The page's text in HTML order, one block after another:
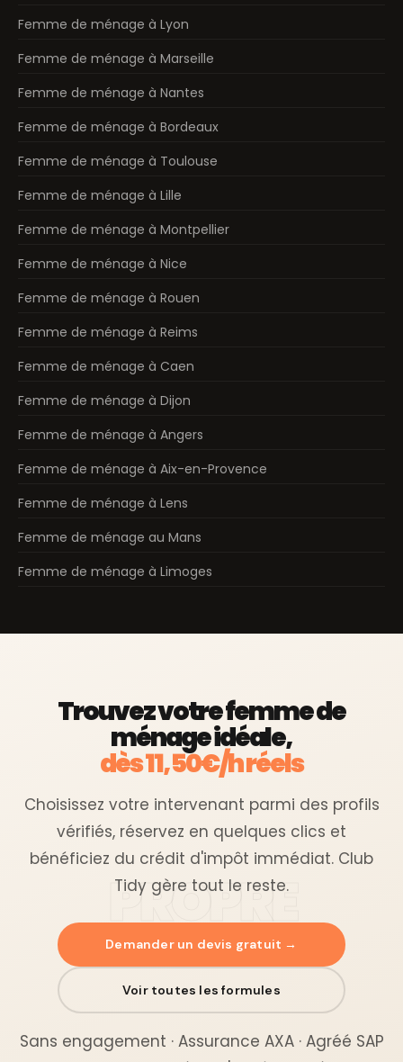
Femme de ménage à Lyon
Femme de ménage à Marseille
Femme de ménage à Nantes
Femme de ménage à Bordeaux
Femme de ménage à Toulouse
Femme de ménage à Lille
Femme de ménage à Montpellier
Femme de ménage à Nice
Femme de ménage à Rouen
Femme de ménage à Reims
Femme de ménage à Caen
Femme de ménage à Dijon
Femme de ménage à Angers
Femme de ménage à Aix-en-Provence
Femme de ménage à Lens
Femme de ménage au Mans
Femme de ménage à Limoges
Trouvez votre femme de
ménage idéale,
dès 11,50€/h réels
Choisissez votre intervenant parmi des profils
vérifiés, réservez en quelques clics et
bénéficiez du crédit d'impôt immédiat. Club
Tidy gère tout le reste.
Demander un devis gratuit →
Voir toutes les formules
Sans engagement · Assurance AXA · Agréé SAP